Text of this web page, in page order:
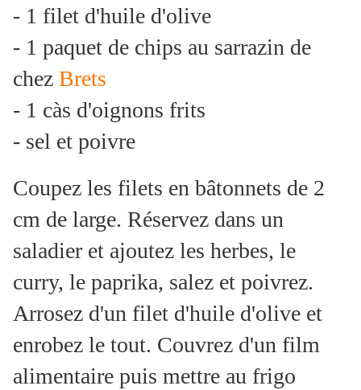
- 1 filet d'huile d'olive
- 1 paquet de chips au sarrazin de
chez Brets
- 1 càs d'oignons frits
- sel et poivre
Coupez les filets en bâtonnets de 2
cm de large. Réservez dans un
saladier et ajoutez les herbes, le
curry, le paprika, salez et poivrez.
Arrosez d'un filet d'huile d'olive et
enrobez le tout. Couvrez d'un film
alimentaire puis mettre au frigo